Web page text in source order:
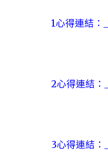
1心得連結：
2心得連結：
3心得連結：